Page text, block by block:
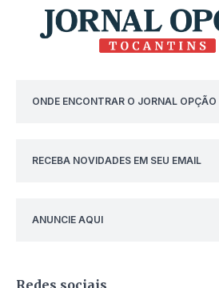
ONDE ENCONTRAR O JORNAL OPÇÃO
RECEBA NOVIDADES EM SEU EMAIL
ANUNCIE AQUI
Redes sociais